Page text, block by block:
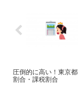
圧倒的に高い！東京
割合・課税割合